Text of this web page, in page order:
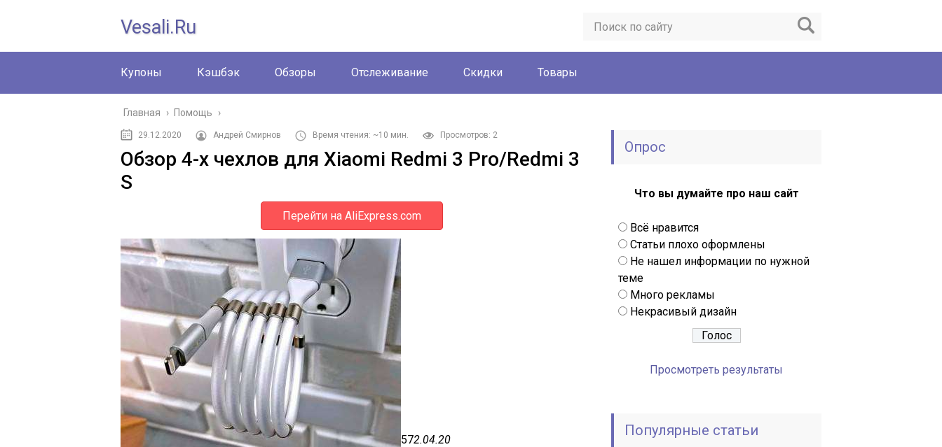
Vesali.ru
Купоны Кэшбэк Обзоры Отслеживание Скидки Товары
Главная › Помощь ›
29.12.2020 Андрей Смирнов Время чтения: ~10 мин. Просмотров: 2
Обзор 4-х чехлов для Xiaomi Redmi 3 Pro/Redmi 3
S
Перейти на AliExpress.com
572.04.20
Опрос
Что вы думайте про наш сайт
Всё нравится
Статьи плохо оформлены
Не нашел информации по нужной
теме
Много рекламы
Некрасивый дизайн
Просмотреть результаты
Популярные статьи